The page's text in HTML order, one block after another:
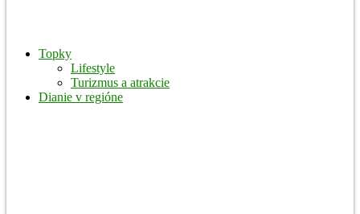
Topky
Lifestyle
Turizmus a atrakcie
Dianie v regióne